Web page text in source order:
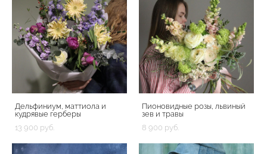
Дельфиниум, маттиола и
кудрявые герберы
13 900 pуб.
Пионовидные розы, львиный
зев и травы
8 900 pуб.